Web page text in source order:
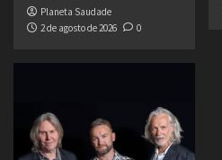
Planeta Saudade
2 de agosto de 2026
0